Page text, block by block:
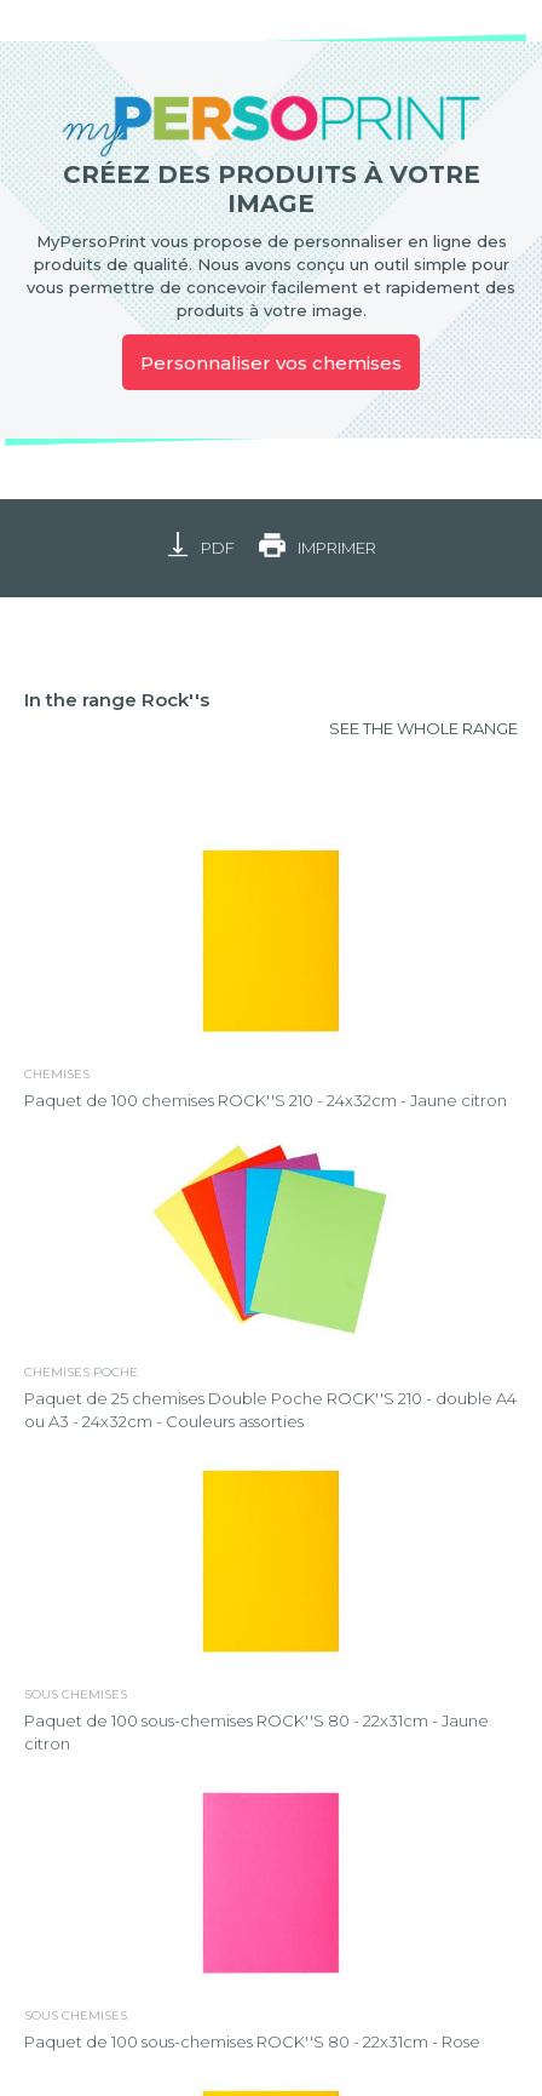
CRÉEZ DES PRODUITS À VOTRE
IMAGE
MyPersoPrint vous propose de personnaliser en ligne des
produits de qualité. Nous avons conçu un outil simple pour
vous permettre de concevoir facilement et rapidement des
produits à votre image.
Personnaliser vos chemises
PDF IMPRIMER
In the range Rock''s
SEE THE WHOLE RANGE
CHEMISES
Paquet de 100 chemises ROCK''S 210 - 24x32cm - Jaune citron
CHEMISES POCHE
Paquet de 25 chemises Double Poche ROCK''S 210 - double A4
ou A3 - 24x32cm - Couleurs assorties
SOUS CHEMISES
Paquet de 100 sous-chemises ROCK''S 80 - 22x31cm - Jaune
citron
SOUS CHEMISES
Paquet de 100 sous-chemises ROCK''S 80 - 22x31cm - Rose